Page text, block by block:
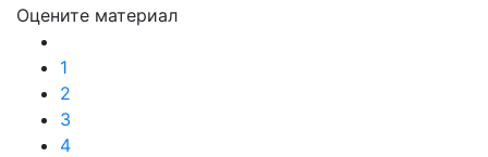
Оцените материал
1
2
3
4